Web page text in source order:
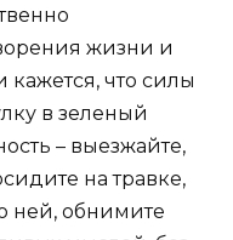
жизни и
кажется, что силы
в зеленый
– выезжайте,
на травке,
ней, обнимите